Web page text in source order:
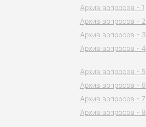
Архив вопросов - 1
Архив вопросов - 2
Архив вопросов - 3
Архив вопросов - 4
Архив вопросов - 5
Архив вопросов - 6
Архив вопросов - 7
Архив вопросов - 8